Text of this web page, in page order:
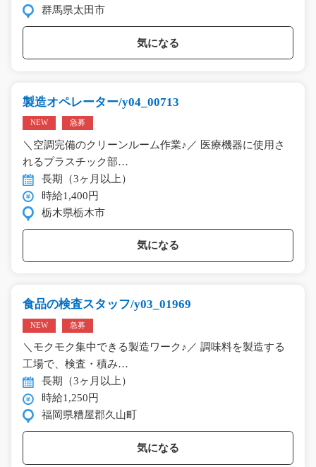
群馬県太田市
気になる
製造オペレーター/y04_00713
NEW 急募
＼空調完備のクリーンルーム作業♪／ 医療機器に使用さ
れるプラスチック部…
長期（3ヶ月以上）
時給1,400円
栃木県栃木市
気になる
食品の検査スタッフ/y03_01969
NEW 急募
＼モクモク集中できる製造ワーク♪／ 調味料を製造する
工場で、検査・積み…
長期（3ヶ月以上）
時給1,250円
福岡県糟屋郡久山町
気になる